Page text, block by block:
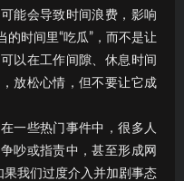
能会导致时间浪费，影响
时间里“吃瓜”，而不是让
以在工作间隙、休息时间
放松心情，但不要让它成
一些热门事件中，很多人
吵或指责中，甚至形成网
果我们过度介入并加剧事态